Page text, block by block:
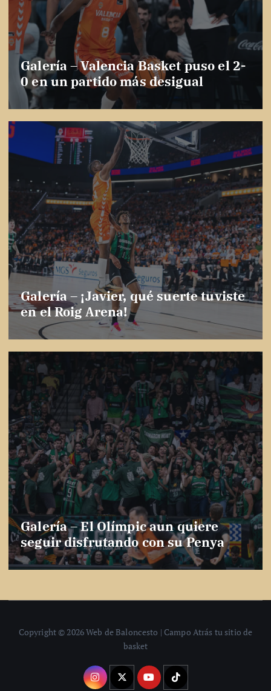
Galería – Valencia Basket puso el 2-
0 en un partido más desigual
Galería – ¡Javier, qué suerte tuviste
en el Roig Arena!
Galería – El Olímpic aun quiere
seguir disfrutando con su Penya
Copyright © 2026 Web de Baloncesto | Campo Atrás tu sitio de
basket